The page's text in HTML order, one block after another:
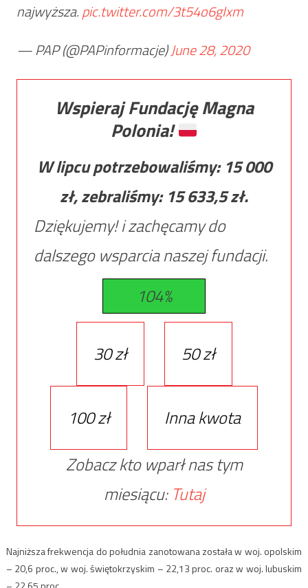
najwyższa.pic.twitter.com/3t54o6gIxm
— PAP (@PAPinformacje)June 28, 2020
Wspieraj Fundację Magna
Polonia!
W lipcu potrzebowaliśmy: 15 000
zł, zebraliśmy: 15 633,5zł.
Dziękujemy! i zachęcamy do
dalszego wsparcia naszej fundacji.
104%
30 zł 50 zł
100 zł
Inna kwota
Zobacz kto wparł nas tym
miesiącu: Tutaj
Najniższa frekwencja do południa zanotowana została w woj. opolskim
– 20,6 proc., w woj. świętokrzyskim – 22,13 proc. oraz w woj. lubuskim